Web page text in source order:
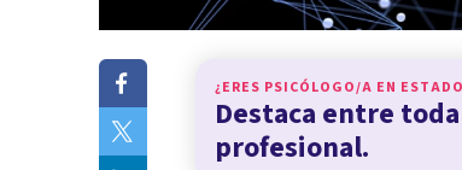
¿ERES PSICÓLOGO/A EN
Destaca entre
profesional.